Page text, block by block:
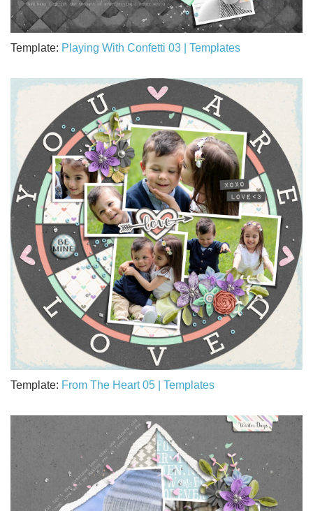
Template: Playing With Confetti 03 | Templates
Template: From The Heart 05 | Templates